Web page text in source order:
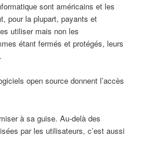
sont américains et les
pour la plupart, payants et
utiliser mais non les
étant fermés et protégés, leurs
open source donnent l’accès
à sa guise. Au-delà des
par les utilisateurs, c’est aussi